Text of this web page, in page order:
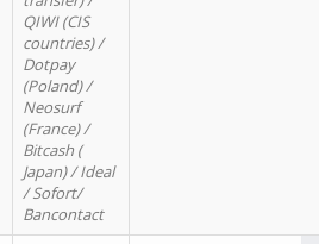
QIWI (CIS
countries) /
Dotpay
(Poland) /
Neosurf
(France) /
Bitcash (
Japan) / Ideal
/ Sofort/
Bancontact